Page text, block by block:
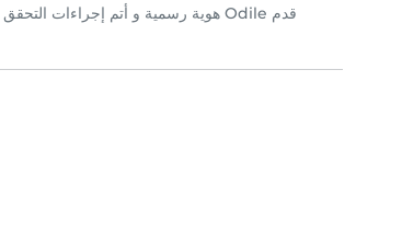
قدم Odile هوية رسمية و أتم إجراءات التحقق عبر الصورة الشخصية.